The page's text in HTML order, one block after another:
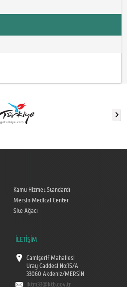
Kamu Hizmet Standardı
Mersin Medical Center
Site Ağacı
İLETİŞİM
Camişerif Mahallesi
Uray Caddesi No:15/A
33060 Akdeniz/MERSİN
iktm33@ktb.gov.tr